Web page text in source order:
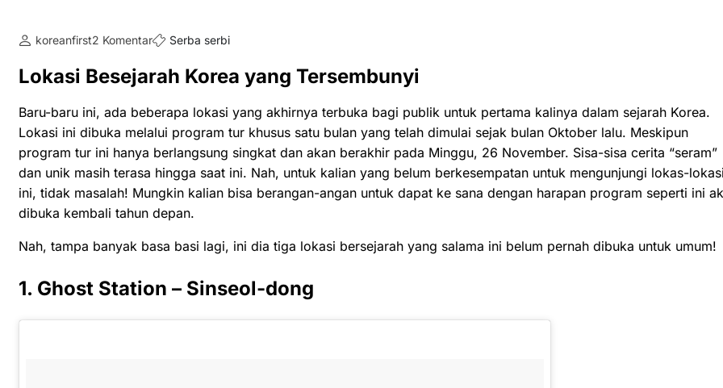
koreanfirst2 Komentar Serba serbi
Lokasi Besejarah Korea yang Tersembunyi
Baru-baru ini, ada beberapa lokasi yang akhirnya terbuka bagi publik untuk pertama kalinya dalam sejarah Korea.
Lokasi ini dibuka melalui program tur khusus satu bulan yang telah dimulai sejak bulan Oktober lalu. Meskipun
program tur ini hanya berlangsung singkat dan akan berakhir pada Minggu, 26 November. Sisa-sisa cerita “seram”
dan unik masih terasa hingga saat ini. Nah, untuk kalian yang belum berkesempatan untuk mengunjungi lokas-lokasi
ini, tidak masalah! Mungkin kalian bisa berangan-angan untuk dapat ke sana dengan harapan program seperti ini
dibuka kembali tahun depan.
Nah, tampa banyak basa basi lagi, ini dia tiga lokasi bersejarah yang salama ini belum pernah dibuka untuk umum!
1. Ghost Station – Sinseol-dong